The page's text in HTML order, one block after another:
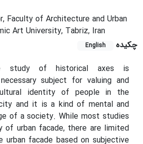
Faculty of Architecture and Urban
Art University, Tabriz, Iran
چکیده
English
study of historical axes is
subject for valuing and
identity of people in the
and it is a kind of mental and
of a society. While most studies
of urban facade, there are limited
urban facade based on subjective